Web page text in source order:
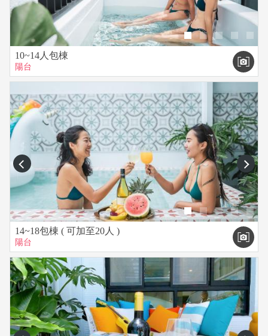
10~14人包棟
陽台
prev next
14~18包棟 ( 可加至20人 )
陽台